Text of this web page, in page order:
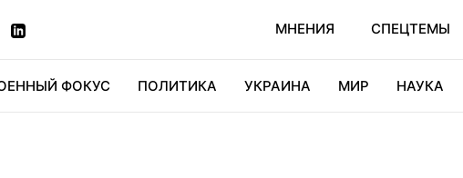
МНЕНИЯ СПЕЦТЕМЫ
ФОКУС ПОЛИТИКА УКРАИНА МИР НАУКА